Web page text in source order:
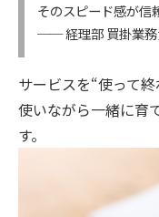
そのスピード感が信
── 経理部 買掛業務
サービスを“使って終
使いながら一緒に育
す。